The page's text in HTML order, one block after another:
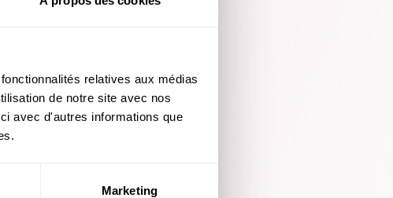
relatives aux médias
de notre site avec nos
avec d'autres informations que
Marketing